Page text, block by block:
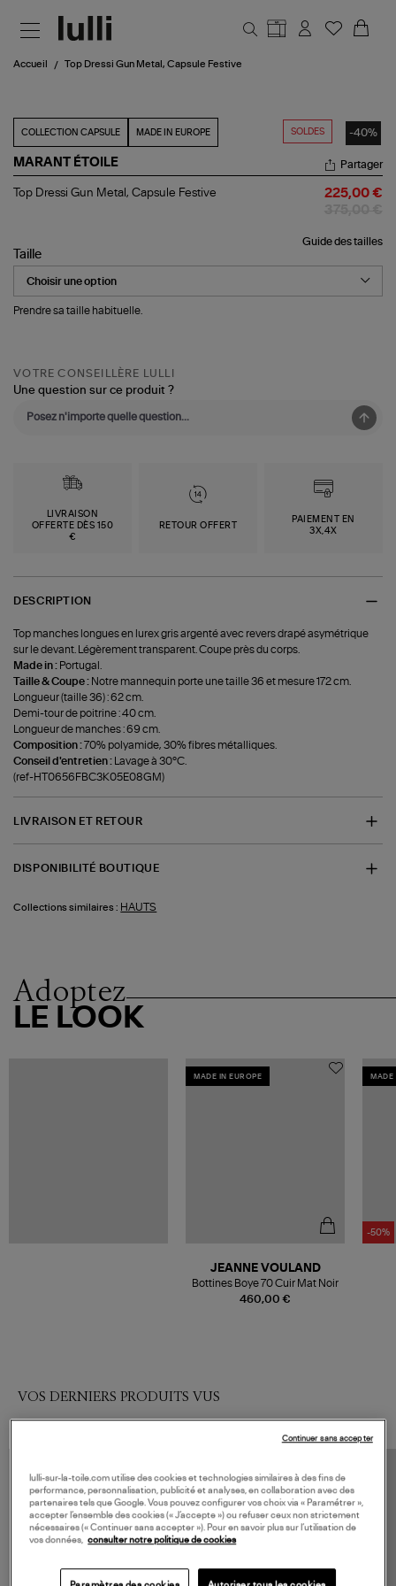
Accueil Top Dressi Gun Metal, Capsule Festive
SOLDES -40%
COLLECTION CAPSULE MADE IN EUROPE
MARANT ÉTOILE
Top
Capsule
Festive
Partager
Top Dressi Gun Metal, Capsule Festive 225,00 €
Guide des tailles
Taille
Prendre sa taille habituelle.
VOTRE CONSEILLÈRE LULLI
Une question sur ce produit ?
LIVRAISON
OFFERTE DÈS 150
€
RETOUR OFFERT
PAIEMENT EN
3X,4X
DESCRIPTION
Top manches longues en lurex gris argenté avec revers drapé asymétrique
sur le devant. Légèrement transparent. Coupe près du corps.
Made in : Portugal.
Taille & Coupe : Notre mannequin porte une taille 36 et mesure 172 cm.
Longueur (taille 36) : 62 cm.
Demi-tour de poitrine : 40 cm.
Longueur de manches : 69 cm.
Composition :70% polyamide, 30% fibres métalliques.
Conseil d'entretien :
Lavage à 30°C.
(ref-HT0656FBC3K05E08GM)
LIVRAISON ET RETOUR
DISPONIBILITÉ BOUTIQUE
Collections similaires : HAUTS
Adoptez
LE LOOK
MADE IN EUROPE
460,00 €
JEANNE VOULAND
Bottines Boye 70 Cuir Mat Noir
MADE
-50%
VOS DERNIERS PRODUITS VUS
lulli-sur-la-toile.com utilise des cookies et technologies similaires à des fins de
performance, personnalisation, publicité et analyses, en collaboration avec des
partenaires tels que Google. Vous pouvez configurer vos choix via « Paramétrer »,
accepter l’ensemble des cookies (« J’accepte ») ou refuser ceux non strictement
nécessaires (« Continuer sans accepter »). Pour en savoir plus sur l’utilisation de
vos données,
consulter notre politique de cookies
Continuer sans accepter